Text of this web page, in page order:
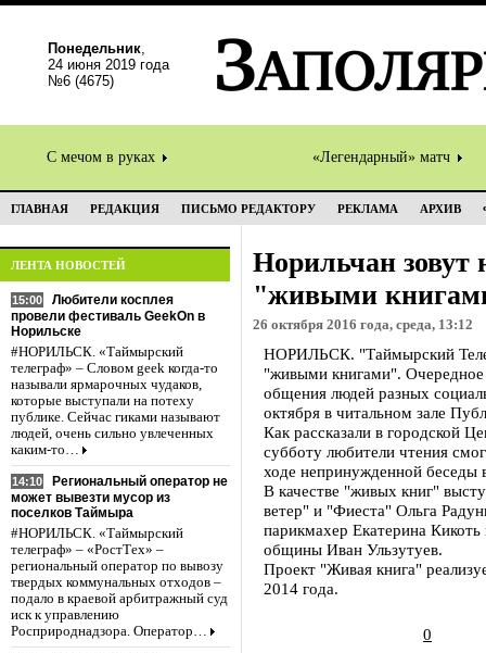
Понедельник,
24 июня 2019 года
№6 (4675)
С мечом в руках «Легендарный» матч
ГЛАВНАЯ РЕДАКЦИЯ ПИСЬМО РЕДАКТОРУ РЕКЛАМА АРХИВ
ЛЕНТА НОВОСТЕЙ
15:00
Любители косплея
провели фестиваль GeekOn в
Норильске
#НОРИЛЬСК. «Таймырский
телеграф» – Словом geek когда-то
называли ярмарочных чудаков,
которые выступали на потеху
публике. Сейчас гиками называют
людей, очень сильно увлеченных
каким-то…
14:10
Региональный оператор не
может вывезти мусор из
поселков Таймыра
#НОРИЛЬСК. «Таймырский
телеграф» – «РостТех» –
региональный оператор по вывозу
твердых коммунальных отходов –
подало в краевой арбитражный суд
иск к управлению
Росприроднадзора. Оператор…
Норильчан зовут
"живыми
26 октября 2016 года, среда, 13:12
НОРИЛЬСК. "Таймырский
"живыми книгами". Очередное
общения людей разных
октября в читальном зале
Как рассказали в городской
субботу любители чтения
ходе непринужденной беседы
В качестве "живых книг"
ветер" и "Фиеста" Ольга
парикмахер Екатерина
общины Иван Ульзутуев.
Проект "Живая книга"
2014 года.
0